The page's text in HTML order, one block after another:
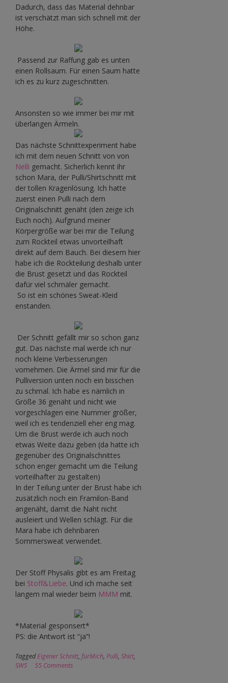
Dadurch, dass das Material dehnbar
ist verschätzt man sich schnell mit der
Höhe.
Passend zur Raffung gab es unten
einen Rollsaum. Für einen Saum hatte
ich es zu kurz zugeschnitten.
Ansonsten so wie immer bei mir mit
überlangen Ärmeln.
Das nächste Schnittexperiment habe
ich mit dem neuen Schnitt von von
Nelli gemacht. Sicherlich kennt ihr
schon Mara, der Pulli/Shirtschnitt mit
der tollen Kragenlösung. Ich hatte
zuerst einen Pulli nach dem
Originalschnitt genäht (den zeige ich
Euch noch). Aufgrund meiner
Körpergröße war bei mir die Teilung
zum Rockteil etwas unvorteilhaft
direkt auf dem Bauch. Bei diesem hier
habe ich die Rockteilung deshalb unter
die Brust gesetzt und das Rockteil
dafür viel schmäler gemacht.
So ist ein schönes Sweat-Kleid
enstanden.
Der Schnitt gefällt mir so schon ganz
gut. Das nächste mal werde ich nur
noch kleine Verbesserungen
vornehmen. Die Ärmel sind mir für die
Pulliversion unten noch ein bisschen
zu schmal. Ich habe es nämlich in
Größe 36 genäht und nicht wie
vorgeschlagen eine Nummer größer,
weil ich es tendenziell eher eng mag.
Um die Brust werde ich auch noch
etwas Weite dazu geben (da hatte ich
gegenüber des Originalschnittes
schon enger gemacht um die Teilung
vorteilhafter zu gestalten)
In der Teilung unter der Brust habe ich
zusätzlich noch ein Framilon-Band
angenäht, damit die Naht nicht
ausleiert und Wellen schlägt. Für die
Mara habe ich dehnbaren
Sommersweat verwendet.
Der Stoff Physalis gibt es am Freitag
bei Stoff&Liebe. Und ich mache seit
langem mal wieder beim MMM mit.
*Material gesponsert*
PS: die Antwort ist “ja”!
TaggedEigener Schnitt, fürMich, Pulli, Shirt,
SWS
55 Comments